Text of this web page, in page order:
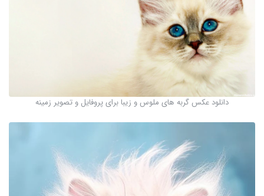
دانلود عکس گربه های ملوس و زیبا برای پروفایل و تصویر زمینه